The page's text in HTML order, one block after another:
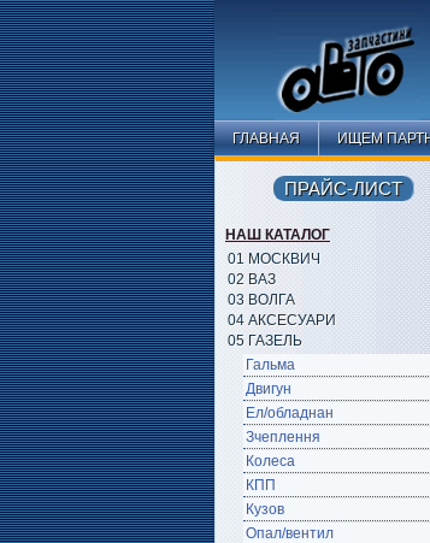
ГЛАВНАЯ ИЩЕМ
ПРАЙС-ЛИСТ
НАШ КАТАЛОГ
01 МОСКВИЧ
02 ВАЗ
03 ВОЛГА
04 АКСЕСУАРИ
05 ГАЗЕЛЬ
Гальма
Двигун
Ел/обладнан
Зчеплення
Колеса
КПП
Кузов
Опал/вентил